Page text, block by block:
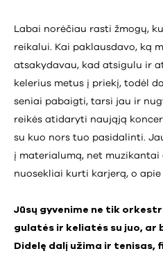
Labai norėčiau rasti žmogų,
reikalui. Kai paklausdavo, ką
atsakydavau, kad atsigulu ir
kelerius metus į priekį, todėl
seniai pabaigti, tarsi jau ir
reikės atidaryti naująją
su kuo nors tuo pasidalinti.
į materialumą, net
nuosekliai kurti karjerą, o
Jūsų gyvenime ne tik
gulatės ir keliatės su juo, ar
Didelę dalį užima ir tenisas,